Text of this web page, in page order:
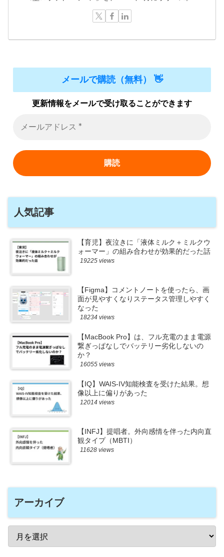
メールで購読（無料） 👋
更新情報をメールで受け取ることができます
人気記事
【育児】夜泣きに「液体ミルク＋ミルクウ
ォーマー」の組み合わせが効果的だった話
19225 views
【Figma】コメントノートを使ったら、画
面が見やすくなりステータス管理しやすく
なった
18234 views
【MacBook Pro】は、フル充電のまま電源
繋ぎっぱなしでバッテリー劣化しないの
か？
16055 views
【IQ】WAIS-IV知能検査を受けた結果。想
像以上に偏りがあった
12014 views
【INFJ】提唱者。外向感情を伴った内向直
観タイプ（MBTI）
11628 views
アーカイブ